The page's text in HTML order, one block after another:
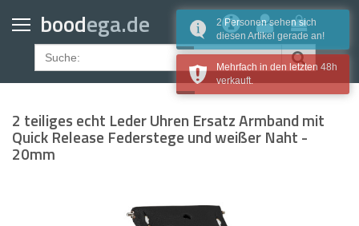
boodega.de
Geldbörsen
Gürtel
Apple Watch Armbänder
Samsung Watch Armbänder
2 teiliges echt Leder Uhren Ersatz Armband mit
Quick Release Federstege und weißer Naht -
20mm
2 Personen sehen sich
diesen Artikel gerade an!
Mehrfach in den letzten 48h
verkauft.